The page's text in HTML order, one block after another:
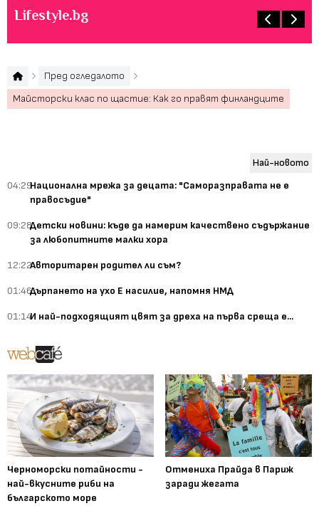
Lifestyle.bg
Пред огледалото
Майсторски клас по щастие: Как го правят финландците
Най-новото
04:29Национална мрежа за децата: "Саморазправата не е
правосъдие"
09:28Детски новини: къде да намерим качествено съдържание
за любопитните малки хора
12:22Авторитарен родител ли съм?
01:46Дърпането на ухо Е насилие, напомня НМД
01:14И най-подходящият цвят за дреха на първа среща е...
Черноморски потайности -
най-вкусните риби на
българското море
Отмениха Прайда в Париж
заради жегата